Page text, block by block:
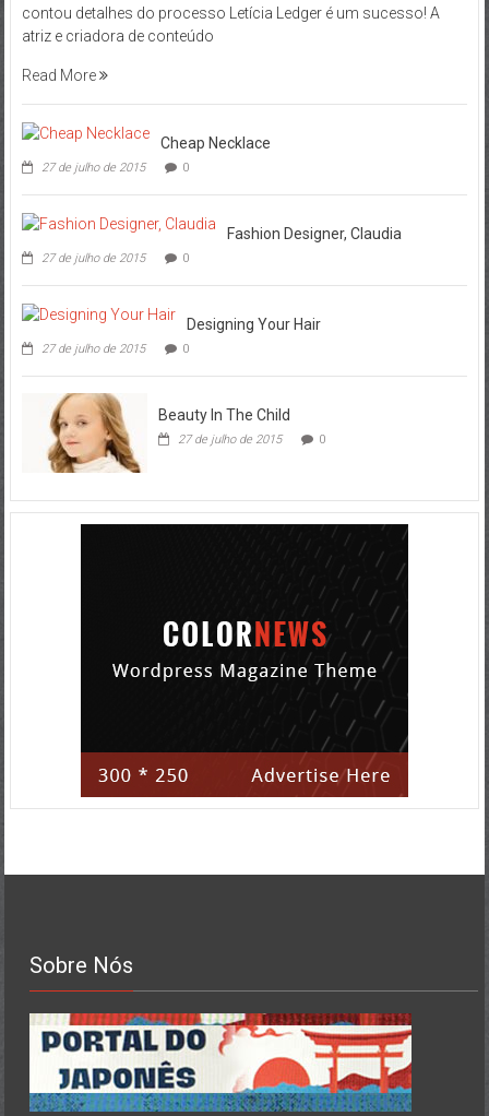
contou detalhes do processo Letícia Ledger é um sucesso! A
atriz e criadora de conteúdo
Read More
Cheap Necklace
27 de julho de 2015 0
Fashion Designer, Claudia
27 de julho de 2015 0
Designing Your Hair
27 de julho de 2015 0
Beauty In The Child
27 de julho de 2015 0
Sobre Nós